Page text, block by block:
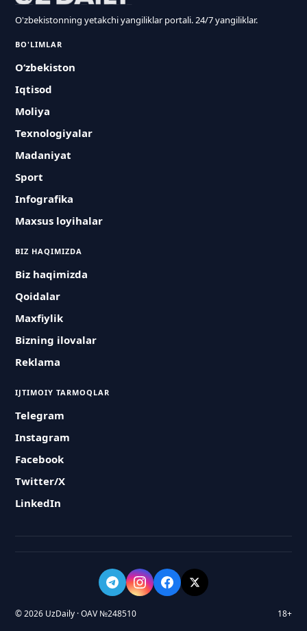
O'zbekistonning yetakchi yangiliklar portali. 24/7 yangiliklar.
BO'LIMLAR
O‘zbekiston
Iqtisod
Moliya
Texnologiyalar
Madaniyat
Sport
Infografika
Maxsus loyihalar
BIZ HAQIMIZDA
Biz haqimizda
Qoidalar
Maxfiylik
Bizning ilovalar
Reklama
IJTIMOIY TARMOQLAR
Telegram
Instagram
Facebook
Twitter/X
LinkedIn
© 2026 UzDaily · OAV №248510 18+